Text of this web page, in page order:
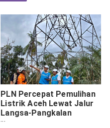
PLN Percepat Pemulihan
Listrik Aceh Lewat Jalur
Langsa-Pangkalan
Brandan